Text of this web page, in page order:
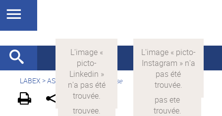
LABEX >ASLAN > Version française